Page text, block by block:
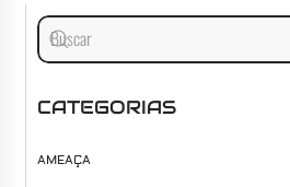
CATEGORIAS
AMEAÇA